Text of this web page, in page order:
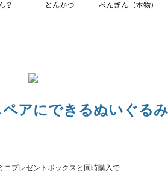
アにできるぬいぐる
ニプレゼントボックスと同時購入で